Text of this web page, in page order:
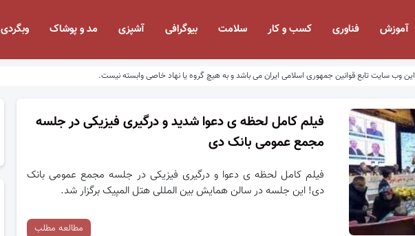
آموزش فناوری کسب و کار سلامت بیوگرافی آشپزی مد و پوشاک وبگردی
این وب سایت تابع قوانین جمهوری اسلامی ایران می باشد و به هیچ گروه یا نهاد خاصی وابسته نیست.
فیلم کامل لحظه ی دعوا شدید و درگیری فیزیکی در جلسه
مجمع عمومی بانک دی
فیلم کامل لحظه ی دعوا و درگیری فیزیکی در جلسه مجمع عمومی بانک
دی! این جلسه در سالن همایش بین المللی هتل المپیک برگزار شد.
مطالعه مطلب